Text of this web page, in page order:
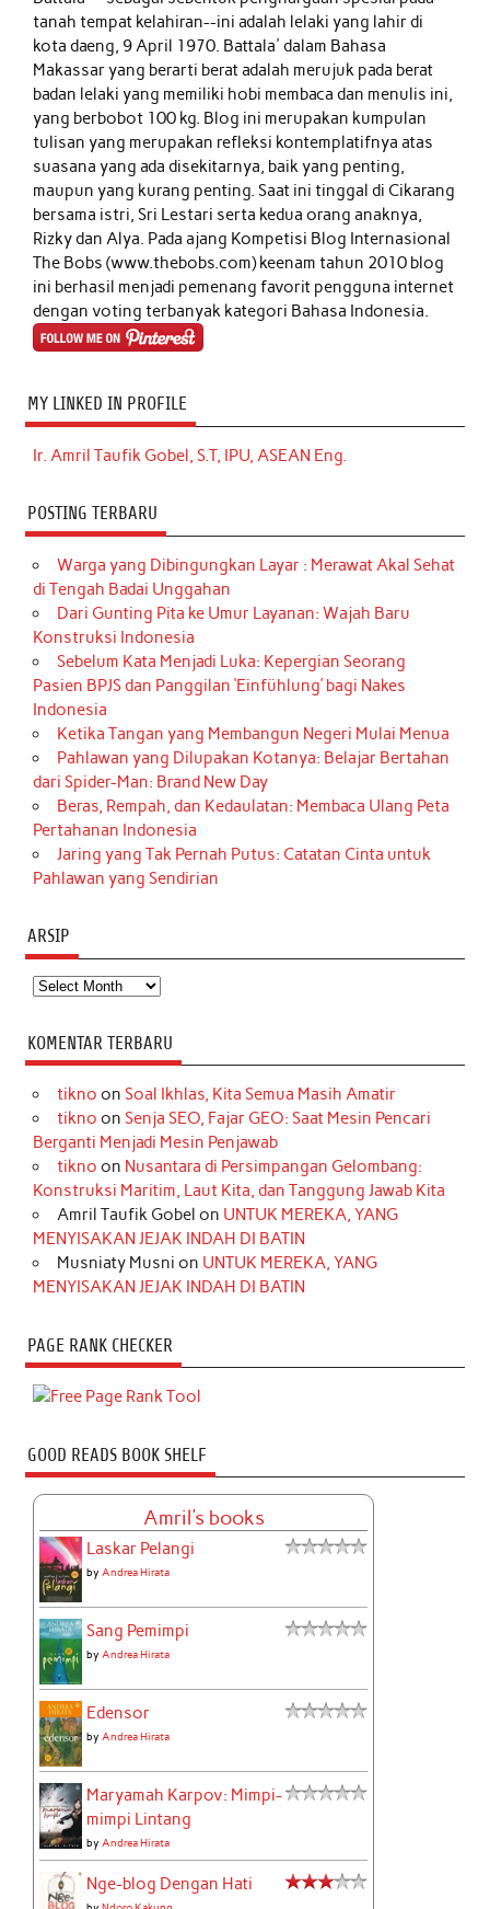
tanah tempat kelahiran--ini adalah lelaki yang lahir di
kota daeng, 9 April 1970. Battala' dalam Bahasa
Makassar yang berarti berat adalah merujuk pada berat
badan lelaki yang memiliki hobi membaca dan menulis ini,
yang berbobot 100 kg. Blog ini merupakan kumpulan
tulisan yang merupakan refleksi kontemplatifnya atas
suasana yang ada disekitarnya, baik yang penting,
maupun yang kurang penting. Saat ini tinggal di Cikarang
bersama istri, Sri Lestari serta kedua orang anaknya,
Rizky dan Alya. Pada ajang Kompetisi Blog Internasional
The Bobs (www.thebobs.com) keenam tahun 2010 blog
ini berhasil menjadi pemenang favorit pengguna internet
dengan voting terbanyak kategori Bahasa Indonesia.
MY LINKED IN PROFILE
Ir. Amril Taufik Gobel, S.T, IPU, ASEAN Eng.
POSTING TERBARU
Warga yang Dibingungkan Layar : Merawat Akal Sehat
di Tengah Badai Unggahan
Dari Gunting Pita ke Umur Layanan: Wajah Baru
Konstruksi Indonesia
Sebelum Kata Menjadi Luka: Kepergian Seorang
Pasien BPJS dan Panggilan ‘Einfühlung’ bagi Nakes
Indonesia
Ketika Tangan yang Membangun Negeri Mulai Menua
Pahlawan yang Dilupakan Kotanya: Belajar Bertahan
dari Spider-Man: Brand New Day
Beras, Rempah, dan Kedaulatan: Membaca Ulang Peta
Pertahanan Indonesia
Jaring yang Tak Pernah Putus: Catatan Cinta untuk
Pahlawan yang Sendirian
ARSIP
Arsip
KOMENTAR TERBARU
tikno on Soal Ikhlas, Kita Semua Masih Amatir
tikno on Senja SEO, Fajar GEO: Saat Mesin Pencari
Berganti Menjadi Mesin Penjawab
tikno on Nusantara di Persimpangan Gelombang:
Konstruksi Maritim, Laut Kita, dan Tanggung Jawab Kita
Amril Taufik Gobel on UNTUK MEREKA, YANG
MENYISAKAN JEJAK INDAH DI BATIN
Musniaty Musni on UNTUK MEREKA, YANG
MENYISAKAN JEJAK INDAH DI BATIN
PAGE RANK CHECKER
GOOD READS BOOK SHELF
Amril's books
Laskar Pelangi
byAndrea Hirata
Sang Pemimpi
byAndrea Hirata
Edensor
byAndrea Hirata
Maryamah Karpov: Mimpi-
mimpi Lintang
byAndrea Hirata
Nge-blog Dengan Hati